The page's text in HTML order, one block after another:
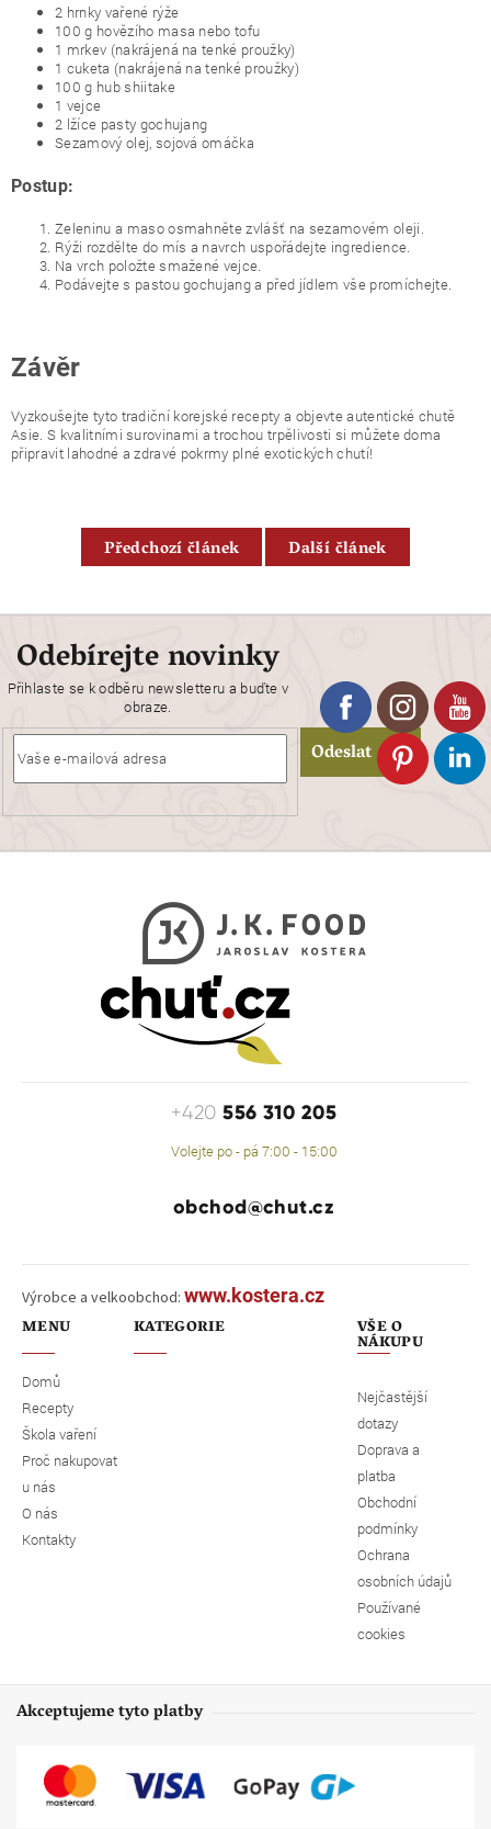
2 hrnky vařené rýže
100 g hovězího masa nebo tofu
1 mrkev (nakrájená na tenké proužky)
1 cuketa (nakrájená na tenké proužky)
100 g hub shiitake
1 vejce
2 lžíce pasty gochujang
Sezamový olej, sojová omáčka
Postup:
Zeleninu a maso osmahněte zvlášť na sezamovém oleji.
Rýži rozdělte do mís a navrch uspořádejte ingredience.
Na vrch položte smažené vejce.
Podávejte s pastou gochujang a před jídlem vše promíchejte.
Závěr
Vyzkoušejte tyto tradiční korejské recepty a objevte autentické chutě
Asie. S kvalitními surovinami a trochou trpělivosti si můžete doma
připravit lahodné a zdravé pokrmy plné exotických chutí!
Předchozí článek Další článek
Odebírejte novinky
Přihlaste se k odběru newsletteru a buďte v
obraze.
Odeslat
+420556 310 205
Volejte po - pá 7:00 - 15:00
obchod@chut.cz
Výrobce a velkoobchod: www.kostera.cz
MENU
Domů
Recepty
Škola vaření
Proč nakupovat
u nás
O nás
Kontakty
KATEGORIE VŠE O
NÁKUPU
Nejčastější
dotazy
Doprava a
platba
Obchodní
podmínky
Ochrana
osobních údajů
Používané
cookies
Akceptujeme tyto platby